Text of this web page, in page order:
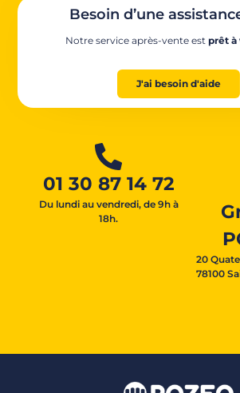
Besoin d’une
Notre service après-vente est prêt à
J'ai besoin d'aide
01 30 87 14 72
Du lundi au vendredi, de 9h à
18h.
20
78100